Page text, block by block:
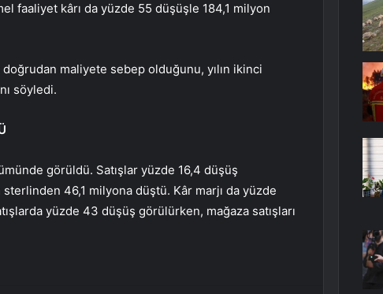
faaliyet kârı da yüzde 55 düşüşle 184,1 milyon
doğrudan maliyete sebep olduğunu, yılın ikinci
söyledi.
görüldü. Satışlar yüzde 16,4 düşüş
46,1 milyona düştü. Kâr marjı da yüzde
yüzde 43 düşüş görülürken, mağaza satışları